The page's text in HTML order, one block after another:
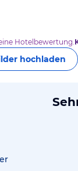
Hotelbewertung.
hochladen